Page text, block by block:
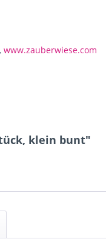
www.zauberwiese.com
klein bunt"